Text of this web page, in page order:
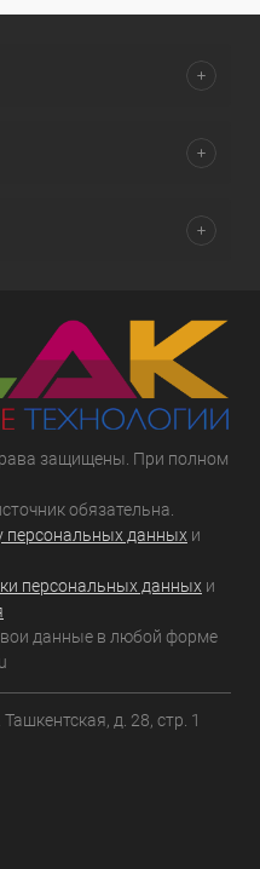
защищены. При полном
обязательна.
персональных данных и
персональных данных и
данные в любой форме
д. 28, стр. 1